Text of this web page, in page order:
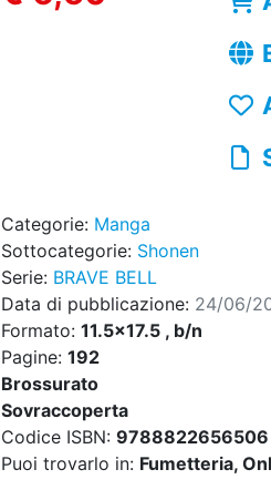
Categorie: Manga
Sottocategorie: Shonen
Serie: BRAVE BELL
Data di pubblicazione: 24/06/
Formato: 11.5x17.5 , b/n
Pagine: 192
Brossurato
Sovraccoperta
Codice ISBN: 9788822656506
Puoi trovarlo in: Fumetteria,